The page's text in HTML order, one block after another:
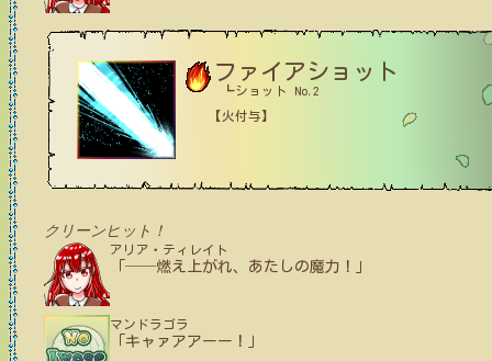
ファイアショット
┗ショット No.2
【火付与】
クリーンヒット！
アリア・ティレイト
「──燃え上がれ、あたしの魔力！」
マンドラゴラ
「キャァアアーー！」